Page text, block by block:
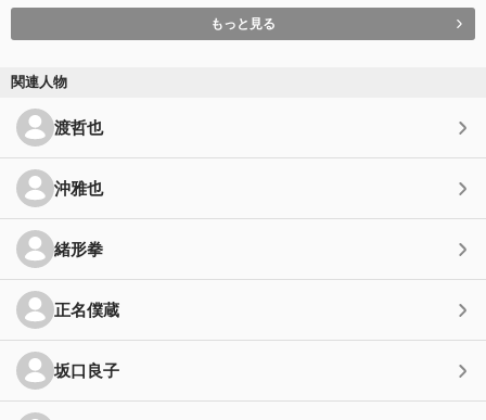
もっと見る
関連人物
渡哲也
沖雅也
緒形拳
正名僕蔵
坂口良子